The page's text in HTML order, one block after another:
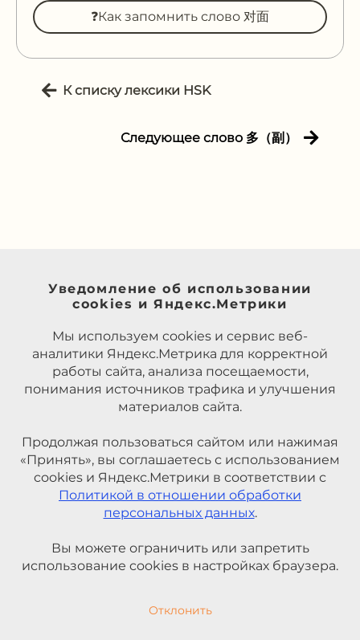
❓Как запомнить слово 对面
К списку лексики HSK
Следующее слово 多（副）
Уведомление об использовании
cookies и Яндекс.Метрики
Мы используем cookies и сервис веб-
аналитики Яндекс.Метрика для корректной
работы сайта, анализа посещаемости,
понимания источников трафика и улучшения
материалов сайта.
Продолжая пользоваться сайтом или нажимая
«Принять», вы соглашаетесь с использованием
cookies и Яндекс.Метрики в соответствии с
Политикой в отношении обработки
персональных данных.
Вы можете ограничить или запретить
использование cookies в настройках браузера.
Отклонить